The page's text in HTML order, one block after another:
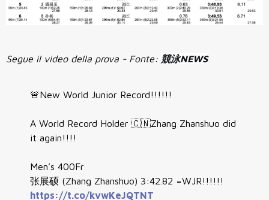
Segue il video della prova - Fonte: 競泳NEWS
🚨New World Junior Record!!!!!!
A World Record Holder 🇨🇳Zhang Zhanshuo did
it again!!!!
Men’s 400Fr
张展硕 (Zhang Zhanshuo) 3:42.82 =WJR!!!!!!
https://t.co/kvwKeJQTNT